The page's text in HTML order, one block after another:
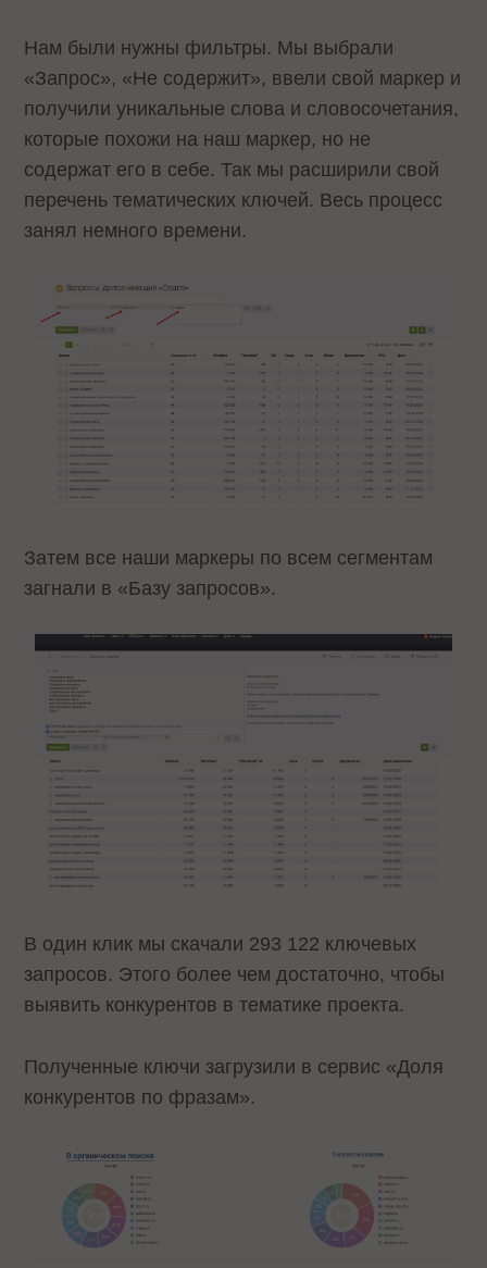
Нам были нужны фильтры. Мы выбрали
«Запрос», «Не содержит», ввели свой маркер и
получили уникальные слова и словосочетания,
которые похожи на наш маркер, но не
содержат его в себе. Так мы расширили свой
перечень тематических ключей. Весь процесс
занял немного времени.
Затем все наши маркеры по всем сегментам
загнали в «Базу запросов».
В один клик мы скачали 293 122 ключевых
запросов. Этого более чем достаточно, чтобы
выявить конкурентов в тематике проекта.
Полученные ключи загрузили в сервис «Доля
конкурентов по фразам».